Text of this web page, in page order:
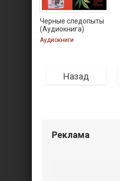
Черные следопыты
(Аудиокнига)
Аудиокниги
Назад
Реклама